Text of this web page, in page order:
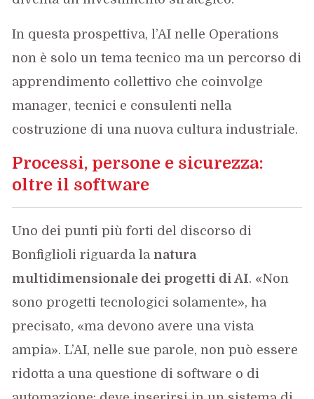
In questa prospettiva, l’AI nelle Operations
non è solo un tema tecnico ma un percorso di
apprendimento collettivo che coinvolge
manager, tecnici e consulenti nella
costruzione di una nuova cultura industriale.
Processi, persone e sicurezza:
oltre il software
Uno dei punti più forti del discorso di
Bonfiglioli riguarda la natura
multidimensionale dei progetti di AI. «Non
sono progetti tecnologici solamente», ha
precisato, «ma devono avere una vista
ampia». L’AI, nelle sue parole, non può essere
ridotta a una questione di software o di